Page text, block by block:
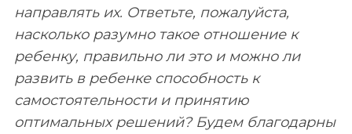
направлять их. Ответьте, пожалуйста,
насколько разумно такое отношение к
ребенку, правильно ли это и можно ли
развить в ребенке способность к
самостоятельности и принятию
оптимальных решений? Будем благодарны